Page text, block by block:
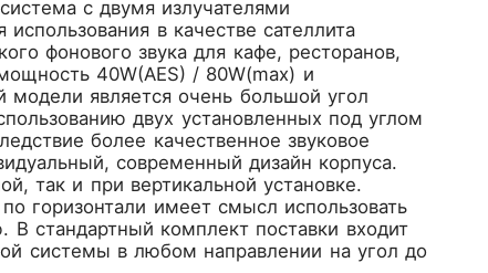
с двумя излучателями
в качестве сателлита
фонового звука для кафе, ресторанов,
40W(AES) / 80W(max) и
модели является очень большой угол
двух установленных под углом
более качественное звуковое
современный дизайн корпуса.
так и при вертикальной установке.
горизонтали имеет смысл использовать
В стандартный комплект поставки входит
системы в любом направлении на угол до